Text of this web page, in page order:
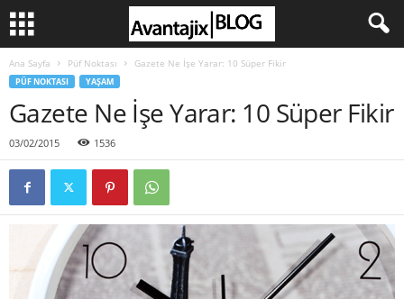
Ana Sayfa Püf Noktası Gazete Ne İşe Yarar: 10 Süper Fikir
PÜF NOKTASI YAŞAM
Gazete Ne İşe Yarar: 10 Süper Fikir
03/02/2015 1536